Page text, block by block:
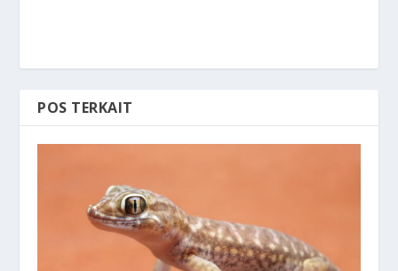
POS TERKAIT